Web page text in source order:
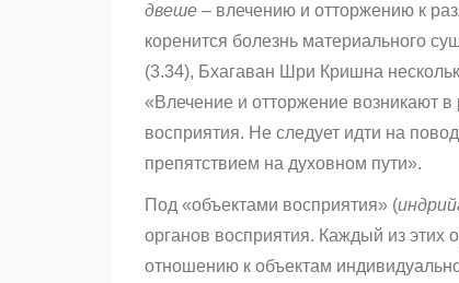
двеше – влечению и отторжению к
коренится болезнь материального
(3.34), Бхагаван Шри Кришна
«Влечение и отторжение возникают в
восприятия. Не следует идти на
препятствием на духовном пути».
Под «объектами восприятия» (
органов восприятия. Каждый из этих
отношению к объектам